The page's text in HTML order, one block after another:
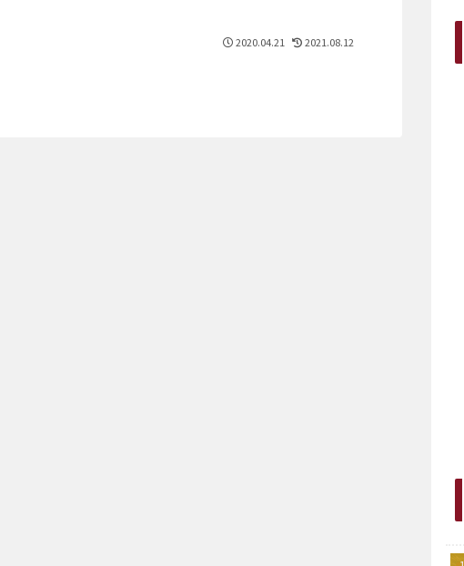
2020.04.21 2021.08.12